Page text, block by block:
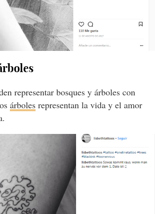
representar bosques y árboles con
árbolesrepresentan la vida y el amor